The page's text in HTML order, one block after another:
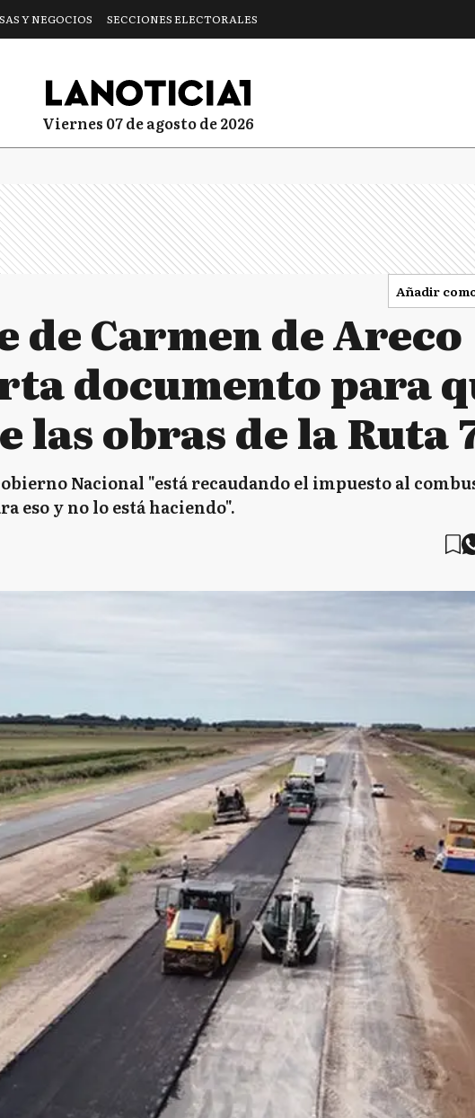
Y NEGOCIOS SECCIONES ELECTORALES
viernes 07 de agosto de 2026
Añadir
de Carmen de Areco
documento para
obras de la Ruta
Nacional "está recaudando el impuesto al
eso y no lo está haciendo".